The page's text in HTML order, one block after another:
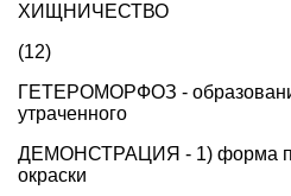
ХИЩНИЧЕСТВО
(12)
ГЕТЕРОМОРФОЗ -
утраченного
ДЕМОНСТРАЦИЯ - 1) форма
окраски